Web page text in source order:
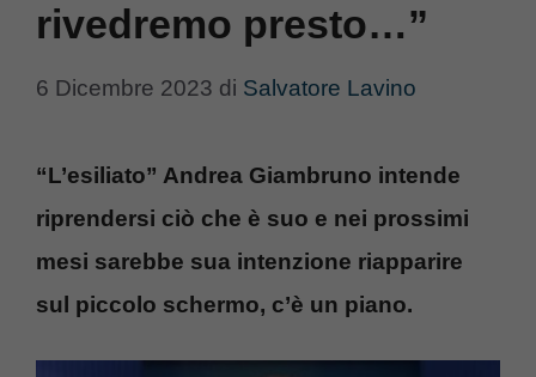
rivedremo presto…”
6 Dicembre 2023 di Salvatore Lavino
“L’esiliato” Andrea Giambruno intende
riprendersi ciò che è suo e nei prossimi
mesi sarebbe sua intenzione riapparire
sul piccolo schermo, c’è un piano.